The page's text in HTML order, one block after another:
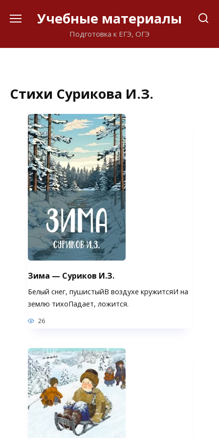
Учебные материалы
Подготовка к ЕГЭ, ОГЭ
Стихи Сурикова И.З.
Зима — Суриков И.З.
Белый снег, пушистыйВ воздухе кружитсяИ на
землю тихоПадает, ложится.
26